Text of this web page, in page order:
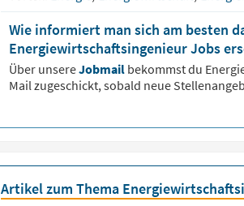
Wie informiert man sich am besten
Energiewirtschaftsingenieur Jobs
Über unsereJobmail bekommst du
Mail zugeschickt, sobald neue
Artikel zum Thema